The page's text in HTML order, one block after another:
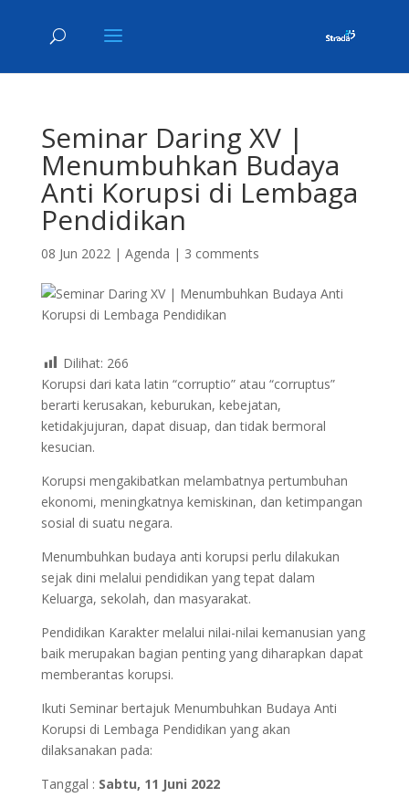
Seminar Daring XV |
Menumbuhkan Budaya
Anti Korupsi di Lembaga
Pendidikan
08 Jun 2022| Agenda | 3 comments
Dilihat: 266
Korupsi dari kata latin “corruptio” atau “corruptus”
berarti kerusakan, keburukan, kebejatan,
ketidakjujuran, dapat disuap, dan tidak bermoral
kesucian.
Korupsi mengakibatkan melambatnya pertumbuhan
ekonomi, meningkatnya kemiskinan, dan ketimpangan
sosial di suatu negara.
Menumbuhkan budaya anti korupsi perlu dilakukan
sejak dini melalui pendidikan yang tepat dalam
Keluarga, sekolah, dan masyarakat.
Pendidikan Karakter melalui nilai-nilai kemanusian yang
baik merupakan bagian penting yang diharapkan dapat
memberantas korupsi.
Ikuti Seminar bertajuk Menumbuhkan Budaya Anti
Korupsi di Lembaga Pendidikan yang akan
dilaksanakan pada:
Tanggal : Sabtu, 11 Juni 2022